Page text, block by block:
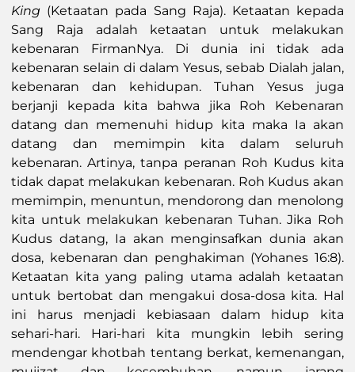
King (Ketaatan pada Sang Raja). Ketaatan kepada
Sang Raja adalah ketaatan untuk melakukan
kebenaran FirmanNya. Di dunia ini tidak ada
kebenaran selain di dalam Yesus, sebab Dialah jalan,
kebenaran dan kehidupan. Tuhan Yesus juga
berjanji kepada kita bahwa jika Roh Kebenaran
datang dan memenuhi hidup kita maka Ia akan
datang dan memimpin kita dalam seluruh
kebenaran. Artinya, tanpa peranan Roh Kudus kita
tidak dapat melakukan kebenaran. Roh Kudus akan
memimpin, menuntun, mendorong dan menolong
kita untuk melakukan kebenaran Tuhan. Jika Roh
Kudus datang, Ia akan menginsafkan dunia akan
dosa, kebenaran dan penghakiman (Yohanes 16:8).
Ketaatan kita yang paling utama adalah ketaatan
untuk bertobat dan mengakui dosa-dosa kita. Hal
ini harus menjadi kebiasaan dalam hidup kita
sehari-hari. Hari-hari kita mungkin lebih sering
mendengar khotbah tentang berkat, kemenangan,